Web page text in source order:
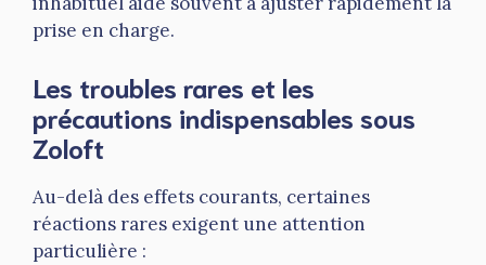
prise en charge.
Les troubles rares et les
précautions indispensables sous
Zoloft
Au-delà des effets courants, certaines
réactions rares exigent une attention
particulière :